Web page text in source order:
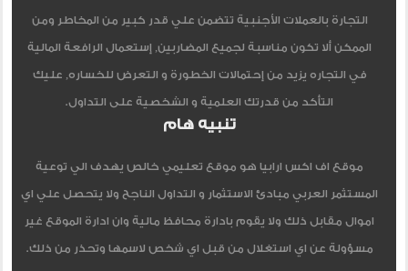
التجارة بالعملات الأجنبية تتضمن علي قدر كبير من المخاطر ومن
الممكن ألا تكون مناسبة لجميع المضاربين, إستعمال الرافعة المالية
في التجاره يزيد من إحتمالات الخطورة و التعرض للخساره, عليك
التأكد من قدرتك العلمية و الشخصية على التداول.
تنبيه هام
موقع اف اكس ارابيا هو موقع تعليمي خالص يهدف الي توعية
المستثمر العربي مبادئ الاستثمار و التداول الناجح ولا يتحصل علي اي
اموال مقابل ذلك ولا يقوم بادارة محافظ مالية وان ادارة الموقع غير
مسؤولة عن اي استغلال من قبل اي شخص لاسمها وتحذر من ذلك.